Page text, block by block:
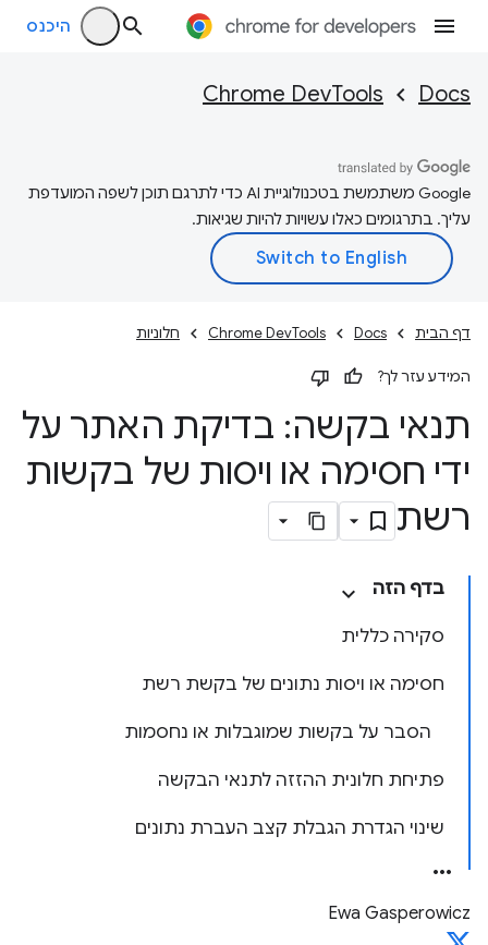
היכנס
Docs
Chrome DevTools
‫Google משתמשת בטכנולוגיית AI כדי לתרגם תוכן לשפה המועדפת
עליך. בתרגומים כאלו עשויות להיות שגיאות.
דף הבית Docs
Chrome DevTools חלוניות
המידע עזר לך?
תנאי בקשה: בדיקת האתר על
ידי חסימה או ויסות של בקשות
רשת
בדף הזה
סקירה כללית
חסימה או ויסות נתונים של בקשת רשת
הסבר על בקשות שמוגבלות או נחסמות
פתיחת חלונית ההזזה לתנאי הבקשה
שינוי הגדרת הגבלת קצב העברת נתונים
Ewa Gasperowicz